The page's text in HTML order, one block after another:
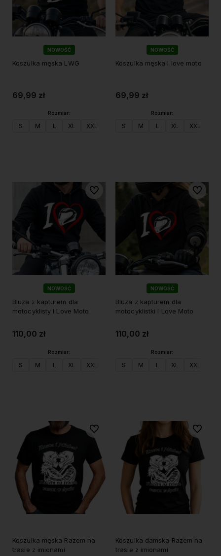
NOWOŚĆ
Koszulka męska LWG
69,99 zł
Rozmiar:
S M L XL XXL
NOWOŚĆ
Koszulka męska I love moto
69,99 zł
Rozmiar:
S M L XL XXL
NOWOŚĆ
Bluza z kapturem dla
motocyklisty I Love Moto
110,00 zł
Rozmiar:
S M L XL XXL
Do ulubionych
NOWOŚĆ
Bluza z kapturem dla
motocyklistki I Love Moto
110,00 zł
Rozmiar:
S M L XL XXL
Do
Koszulka męska Razem na
trasie z imionami
Do ulubionych
Koszulka damska Razem na
trasie z imionami
Do